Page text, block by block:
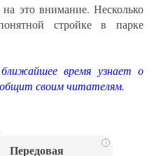
это внимание. Несколько
стройке в парке
время узнает о
своим читателям.
i
Передовая